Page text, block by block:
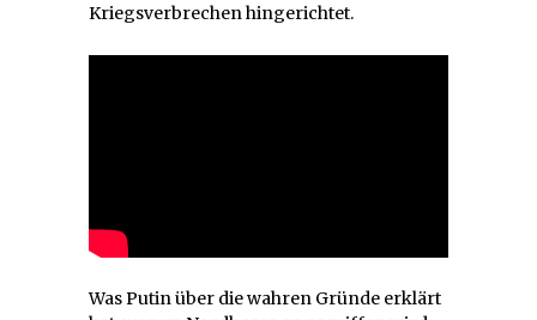
Kriegsverbrechen hingerichtet.
Was Putin über die wahren Gründe erklärt